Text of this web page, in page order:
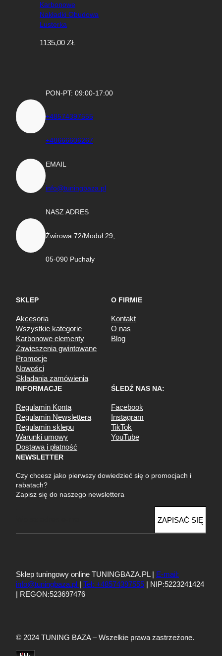
Karbonowe
Nakładki Obudowa
Lusterka
W213 W222 C205
1135,00 ZŁ
PON-PT: 09:00-17:00
+48574397555
+48666606267
EMAIL
info@tuningbaza.pl
NASZ ADRES
Żwirowa 72/Moduł 29,
05-090 Puchały
SKLEP
Akcesoria
Wszystkie kategorie
Karbonowe elementy
Zawieszenia gwintowane
Promocje
Nowości
Składania zamówienia
O FIRMIE
Kontakt
O nas
Blog
INFORMACJE
Regulamin Konta
Regulamin Newslettera
Regulamin sklepu
Warunki umowy
Dostawa i płatność
ŚLEDŹ NAS NA:
Facebook
Instagram
TikTok
YouTube
NEWSLETTER
Czy chcesz jako pierwszy dowiedzieć się o promocjach i
rabatach?
Zapisz się do naszego newslettera
a
ZAPISAĆ SIĘ
Sklep tuningowy online TUNINGBAZA.PL |
E-mail:
info@tuningbaza.pl
Tel: +48574397555 | NIP:5223241424
| REGON:523697476
© 2024 TUNING BAZA – Wszelkie prawa zastrzeżone.